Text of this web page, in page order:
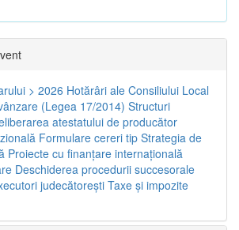
> 2026 Hotărâri ale Consiliului Local
(Legea 17/2014) Structuri
atestatului de producător
Formulare cereri tip Strategia de
Proiecte cu finanţare internaţională
Deschiderea procedurii succesorale
judecătorești Taxe şi impozite